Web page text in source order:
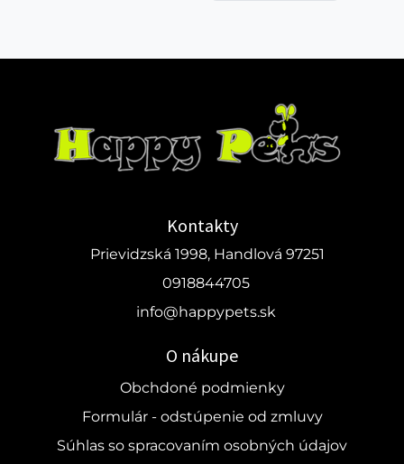
Kontakty
Prievidzská 1998, Handlová 97251
0918844705
info@happypets.sk
O nákupe
Obchdoné podmienky
Formulár - odstúpenie od zmluvy
Súhlas so spracovaním osobných údajov